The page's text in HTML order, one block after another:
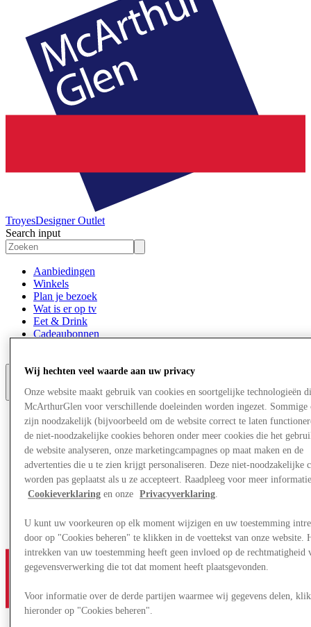
TroyesDesigner Outlet
Search input
Aanbiedingen
Winkels
Plan je bezoek
Wat is er op tv
Eet & Drink
Cadeaubonnen
Meer
Wij hechten veel waarde aan uw privacy
Onze website maakt gebruik van cookies en soortgelijke technologieën
McArthurGlen voor verschillende doeleinden worden ingezet. Sommige
zijn noodzakelijk (bijvoorbeeld om de website correct te laten
de niet-noodzakelijke cookies behoren onder meer cookies die het
de website analyseren, onze marketingcampagnes op maat maken en de
advertenties die u te zien krijgt personaliseren. Deze niet-noodzakelijke
worden pas geplaatst als u ze accepteert. Raadpleeg voor meer
Cookieverklaring en onze Privacyverklaring
U kunt uw voorkeuren op elk moment wijzigen en uw toestemming
door op "Cookies beheren" te klikken in de voettekst van onze website.
intrekken van uw toestemming heeft geen invloed op de rechtmatigheid
gegevensverwerking die tot dat moment heeft plaatsgevonden.
Voor informatie over de derde partijen waarmee wij gegevens delen,
hieronder op "Cookies beheren".